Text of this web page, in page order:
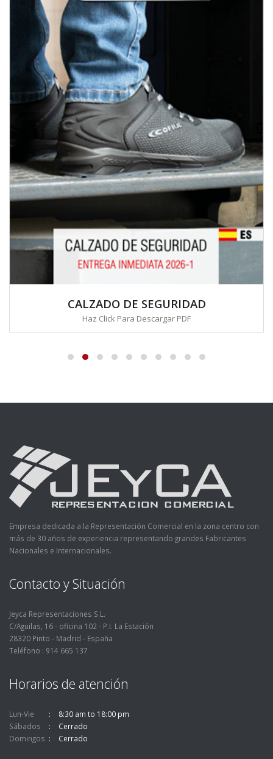
CALZADO DE SEGURIDAD
Haz Click Para Descargar PDF
Empresa dedicada a la Representación Comercial en la zona centro con
más de 30 años de experiencia representando grandes Fabricantes
Nacionales e Internacionales.
Contacto y Situación
Jeyca Representaciones S.L.
C/Aguilas, 16 - oficina 102 - P.I. La Estación
28320 Pinto - Madrid - España
Teléfono : 914 665 137
Horarios de atención
Lun-Vie
8:30 am to 18:00 pm
Sábados
Cerrado
Domingos
Cerrado